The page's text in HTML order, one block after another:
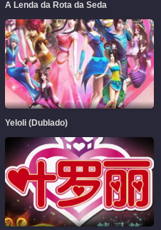
A Lenda da Rota da Seda
Yeloli (Dublado)